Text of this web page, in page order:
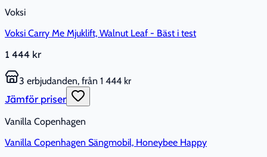
Voksi
Voksi Carry Me Mjuklift, Walnut Leaf - Bäst i test
1 444 kr
3 erbjudanden, från 1 444 kr
Jämför priser
Vanilla Copenhagen
Vanilla Copenhagen Sängmobil, Honeybee Happy